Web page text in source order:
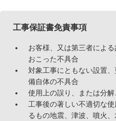
工事保証書免責事項
お客様、又は第三者によ
おこった不具合
対象工事にともない設置
備自体の不具合
使用上の誤り、または分
工事後の著しい不適切な
るもの地震、津波、噴火